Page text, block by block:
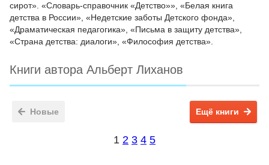
сирот». «Словарь-справочник «Детство»», «Белая книга
детства в России», «Недетские заботы Детского фонда»,
«Драматическая педагогика», «Письма в защиту детства»,
«Страна детства: диалоги», «Философия детства».
Книги автора Альберт Лиханов
Новые Ещё книги
1 2 3 4 5